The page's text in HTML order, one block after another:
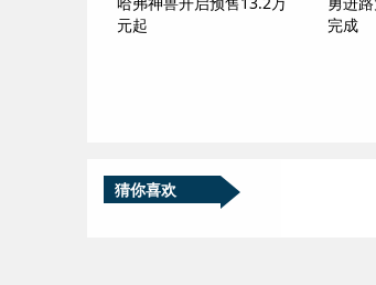
元起
完成
猜你喜欢